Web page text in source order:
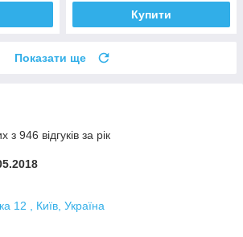
Купити
Показати ще
з 946 відгуків за рік
12 , Київ, Україна